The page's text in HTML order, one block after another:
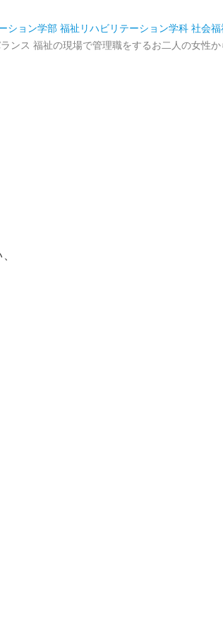
ション学部 福祉リハビリテーション学科 社会
ス 福祉の現場で管理職をするお二人の女性か